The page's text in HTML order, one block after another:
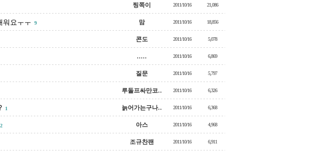
찡쪽이 2011/10/16 21,086
워요ㅜㅜ 9 맘 2011/10/16 18,856
콘도 2011/10/16 5,078
..... 2011/10/16 6,869
질문 2011/10/16 5,797
루돌프싸만코.. 2011/10/16 6,326
1 늙어가는구나.. 2011/10/16 6,368
2 아스 2011/10/16 4,968
조규찬팬 2011/10/16 6,911